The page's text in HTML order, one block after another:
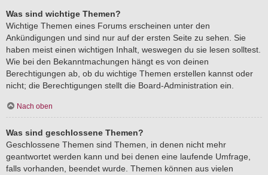
Was sind wichtige Themen?
Wichtige Themen eines Forums erscheinen unter den
Ankündigungen und sind nur auf der ersten Seite zu sehen. Sie
haben meist einen wichtigen Inhalt, weswegen du sie lesen solltest.
Wie bei den Bekanntmachungen hängt es von deinen
Berechtigungen ab, ob du wichtige Themen erstellen kannst oder
nicht; die Berechtigungen stellt die Board-Administration ein.
Nach oben
Was sind geschlossene Themen?
Geschlossene Themen sind Themen, in denen nicht mehr
geantwortet werden kann und bei denen eine laufende Umfrage,
falls vorhanden, beendet wurde. Themen können aus vielen